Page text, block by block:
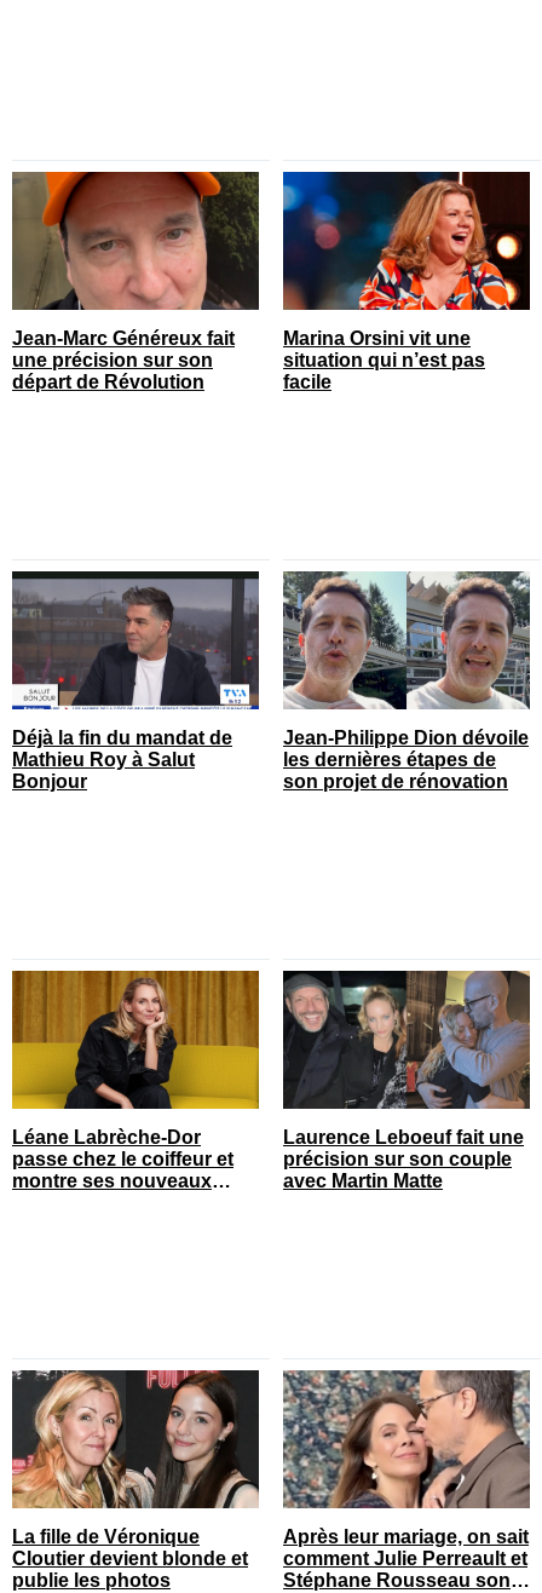
Jean-Marc Généreux fait
une précision sur son
départ de Révolution
Marina Orsini vit une
situation qui n’est pas
facile
Déjà la fin du mandat de
Mathieu Roy à Salut
Bonjour
Jean-Philippe Dion dévoile
les dernières étapes de
son projet de rénovation
Léane Labrèche-Dor
passe chez le coiffeur et
montre ses nouveaux
Laurence Leboeuf fait une
précision sur son couple
avec Martin Matte
La fille de Véronique
Cloutier devient blonde et
publie les photos
Après leur mariage, on sait
comment Julie Perreault et
Stéphane Rousseau sont